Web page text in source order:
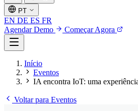
PT
EN DE ES FR
Agendar Demo
Começar Agora
Início
Eventos
IA encontra IoT: uma
Voltar para Eventos